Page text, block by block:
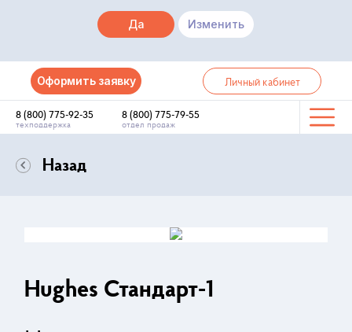
Да Изменить
Оформить заявку Личный кабинет
8 (800) 775-92-35
техподдержка
8 (800) 775-79-55
отдел продаж
Назад
Hughes Стандарт-1